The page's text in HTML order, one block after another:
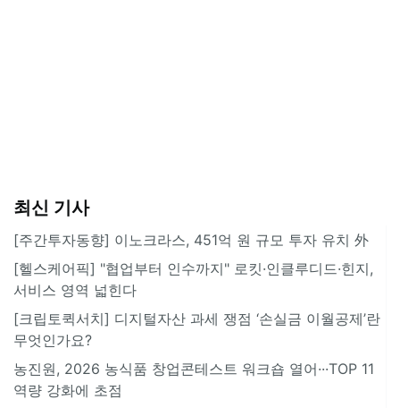
최신 기사
[주간투자동향] 이노크라스, 451억 원 규모 투자 유치 外
[헬스케어픽] "협업부터 인수까지" 로킷·인클루디드·힌지,
서비스 영역 넓힌다
[크립토퀵서치] 디지털자산 과세 쟁점 ‘손실금 이월공제’란
무엇인가요?
농진원, 2026 농식품 창업콘테스트 워크숍 열어···TOP 11
역량 강화에 초점